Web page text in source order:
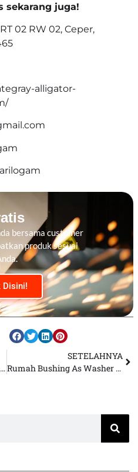
sekarang juga!
02 RW 02, Ceper,
alligator-
bersama customer
produk sesuai
Disini!
Impeller Hydrapulper Steel Chrome, Jawaban untuk Gesekan Bertekanan Tinggi
SETELAHNYA
Rumah Bushing As Washer Ferro Cast Material Tangguh untuk Meningkatkan Kinerja Mesin